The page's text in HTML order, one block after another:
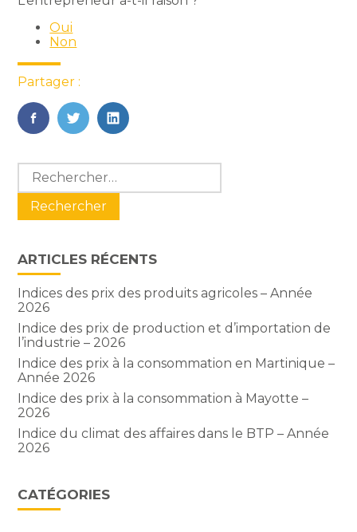
Oui
Non
Partager :
FaceBook
TwitterLinkedIn
Blog
sidebar
Rechercher :
ARTICLES RÉCENTS
Indices des prix des produits agricoles – Année
2026
Indice des prix de production et d’importation de
l’industrie – 2026
Indice des prix à la consommation en Martinique –
Année 2026
Indice des prix à la consommation à Mayotte –
2026
Indice du climat des affaires dans le BTP – Année
2026
CATÉGORIES